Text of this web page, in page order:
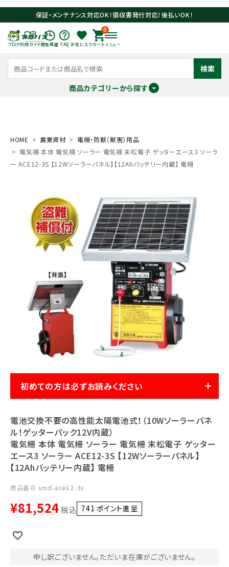
保証・メンテナンス対応OK！領収書発行対応！後払いOK！
ブログ利用ガイド閲覧履歴 FAQ お気に入り
0
カート メニュー
検索
商品カテゴリーから探す
search
お気に入り一覧
閲覧履歴一覧
農業機械
農業資材
補修部品
ブログ
利用ガイド FAQ
メールでのお問い合わせ
HOME 農業資材
電柵・防獣（獣害）用品
電気柵 本体 電気柵 ソーラー 電気柵 末松電子 ゲッターエース3 ソーラ
ー ACE12-3S 【12Wソーラーパネル】【12Ahバッテリー内蔵】 電柵
初めての方は必ずお読みください
電池交換不要の高性能太陽電池式！（10Wソーラーパネ
ル！ゲッターパック12V内蔵）
電気柵 本体 電気柵 ソーラー 電気柵 末松電子 ゲッター
エース3 ソーラー ACE12-3S 【12Wソーラーパネル】
【12Ahバッテリー内蔵】 電柵
商品番号 smd-ace12-3s
¥81,524税込 741 ポイント進呈 ]
申し訳ございません。ただいま在庫がございません。